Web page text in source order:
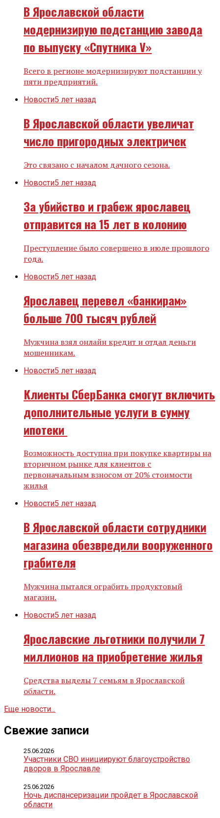
В Ярославской области
модернизирую подстанцию завода
по выпуску «Спутника V»
Всего в регионе модернизируют подстанции у
пяти предприятий.
Новости5 лет назад
В Ярославской области увеличат
число пригородных электричек
Это связано с началом дачного сезона.
Новости5 лет назад
За убийство и грабеж ярославец
отправится на 15 лет в колонию
Преступление было совершено в июле прошлого
года.
Новости5 лет назад
Ярославец перевел «банкирам»
больше 700 тысяч рублей
Мужчина взял онлайн кредит и отдал деньги
мошенникам.
Новости5 лет назад
Клиенты СберБанка смогут включить
дополнительные услуги в сумму
ипотеки
Возможность доступна при покупке квартиры на
вторичном рынке для клиентов с
первоначальным взносом от 20% стоимости
жилья
Новости5 лет назад
В Ярославской области сотрудники
магазина обезвредили вооруженного
грабителя
Мужчина пытался ограбить продуктовый
магазин.
Новости5 лет назад
Ярославские льготники получили 7
миллионов на приобретение жилья
Средства выделы 7 семьям в Ярославской
области.
Еще новости...
Свежие записи
Участники СВО инициируют благоустройство
дворов в Ярославле
25.06.2026
Ночь диспансеризации пройдет в Ярославской
области
25.06.2026